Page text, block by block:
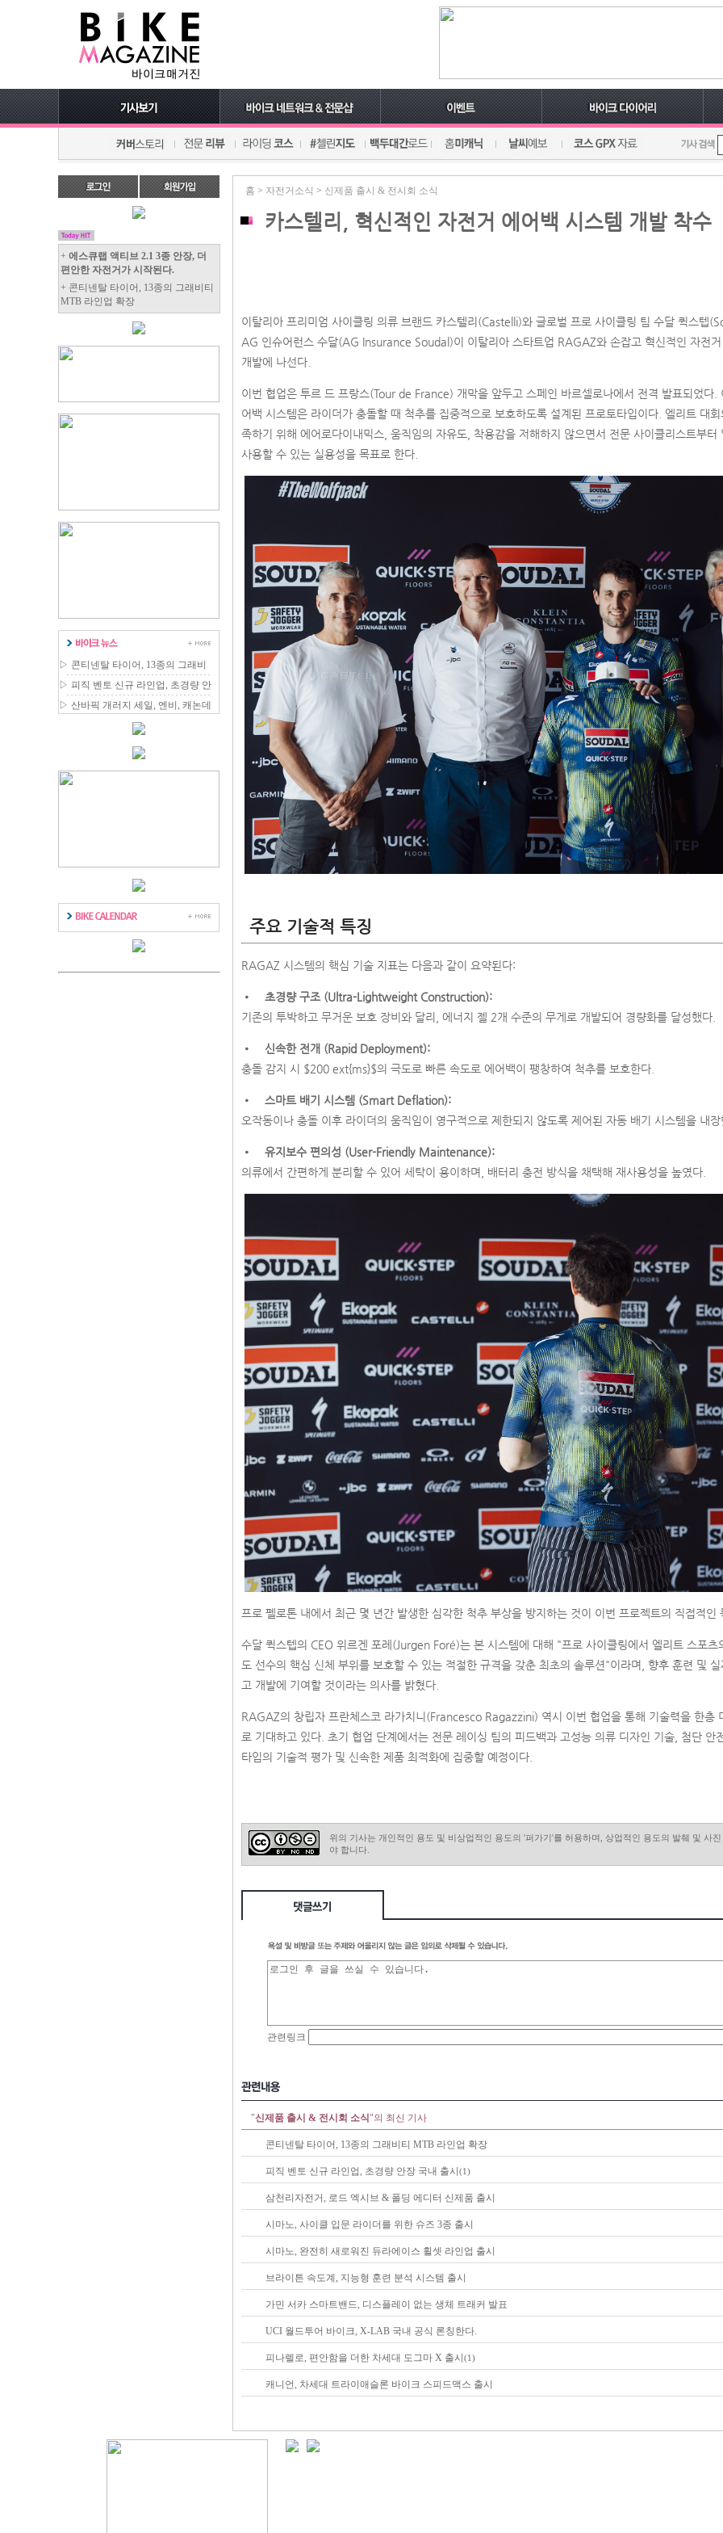
+ 에스큐랩 액티브 2.1 3종 안장, 더
편안한 자전거가 시작된다.
+ 콘티넨탈 타이어, 13종의 그래비티
MTB 라인업 확장
▷ 콘티넨탈 타이어, 13종의 그래비
티 MTB 라인업 확장
▷ 피직 벤토 신규 라인업, 초경량 안
장 국내 출시
▷ 산바픽 개러지 세일, 엔비, 캐논데
홈 > 자전거소식 > 신제품 출시 & 전시회 소식
카스텔리, 혁신적인 자전거 에어백 시스템 개발 착수
이탈리아 프리미엄 사이클링 의류 브랜드 카스텔리(Castelli)와 글로벌 프로 사이클링 팀 수달 퀵스텝
AG 인슈어런스 수달(AG Insurance Soudal)이 이탈리아 스타트업 RAGAZ와 손잡고 혁신적인 자전
개발에 나선다.
이번 협업은 투르 드 프랑스(Tour de France) 개막을 앞두고 스페인 바르셀로나에서 전격 발표되었다.
어백 시스템은 라이더가 충돌할 때 척추를 집중적으로 보호하도록 설계된 프로토타입이다. 엘리트 대
족하기 위해 에어로다이내믹스, 움직임의 자유도, 착용감을 저해하지 않으면서 전문 사이클리스트부터
사용할 수 있는 실용성을 목표로 한다.
주요 기술적 특징
RAGAZ 시스템의 핵심 기술 지표는 다음과 같이 요약된다:
•
초경량 구조 (Ultra-Lightweight Construction):
기존의 투박하고 무거운 보호 장비와 달리, 에너지 젤 2개 수준의 무게로 개발되어 경량화를 달성했다.
•
신속한 전개 (Rapid Deployment):
충돌 감지 시 $200 ext{ms}$의 극도로 빠른 속도로 에어백이 팽창하여 척추를 보호한다.
•
스마트 배기 시스템 (Smart Deflation):
오작동이나 충돌 이후 라이더의 움직임이 영구적으로 제한되지 않도록 제어된 자동 배기 시스템을 내
•
유지보수 편의성 (User-Friendly Maintenance):
의류에서 간편하게 분리할 수 있어 세탁이 용이하며, 배터리 충전 방식을 채택해 재사용성을 높였다.
프로 펠로톤 내에서 최근 몇 년간 발생한 심각한 척추 부상을 방지하는 것이 이번 프로젝트의 직접적인
수달 퀵스텝의 CEO 위르겐 포레(Jurgen Foré)는 본 시스템에 대해 "프로 사이클링에서 엘리트 스포츠
도 선수의 핵심 신체 부위를 보호할 수 있는 적절한 규격을 갖춘 최초의 솔루션"이라며, 향후 훈련 및
고 개발에 기여할 것이라는 의사를 밝혔다.
RAGAZ의 창립자 프란체스코 라가치니(Francesco Ragazzini) 역시 이번 협업을 통해 기술력을 한층
로 기대하고 있다. 초기 협업 단계에서는 전문 레이싱 팀의 피드백과 고성능 의류 디자인 기술, 첨단 안
타입의 기술적 평가 및 신속한 제품 최적화에 집중할 예정이다.
위의 기사는 개인적인 용도 및 비상업적인 용도의 '퍼가기'를 허용하며, 상업적인 용도의 발췌 및 사
야 합니다.
"신제품 출시 & 전시회 소식"의 최신 기사
콘티넨탈 타이어, 13종의 그래비티 MTB 라인업 확장
피직 벤토 신규 라인업, 초경량 안장 국내 출시 (1)
삼천리자전거, 로드 엑시브 & 폴딩 에디터 신제품 출시
시마노, 사이클 입문 라이더를 위한 슈즈 3종 출시
시마노, 완전히 새로워진 듀라에이스 휠셋 라인업 출시
브라이튼 속도계, 지능형 훈련 분석 시스템 출시
가민 서카 스마트밴드, 디스플레이 없는 생체 트래커 발표
UCI 월드투어 바이크, X-LAB 국내 공식 론칭한다.
피나렐로, 편안함을 더한 차세대 도그마 X 출시 (1)
캐니언, 차세대 트라이애슬론 바이크 스피드맥스 출시